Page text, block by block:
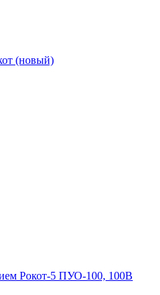
(новый)
Рокот-5 ПУО-100, 100В